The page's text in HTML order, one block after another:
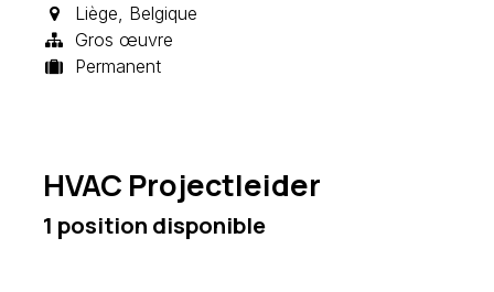
Liège, Belgique
Gros œuvre
Permanent
HVAC Projectleider
1 position disponible